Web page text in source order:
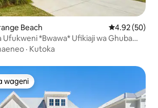
Beach Ukadiriaji wa
4.92 (50)
Ufukweni *Bwawa* Ufikiaji wa Ghuba
· Kutoka
cha wageni
wageni